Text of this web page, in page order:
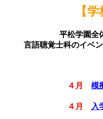
【
平松学園全
言語聴覚士科のイベ
４月 模
４月 入